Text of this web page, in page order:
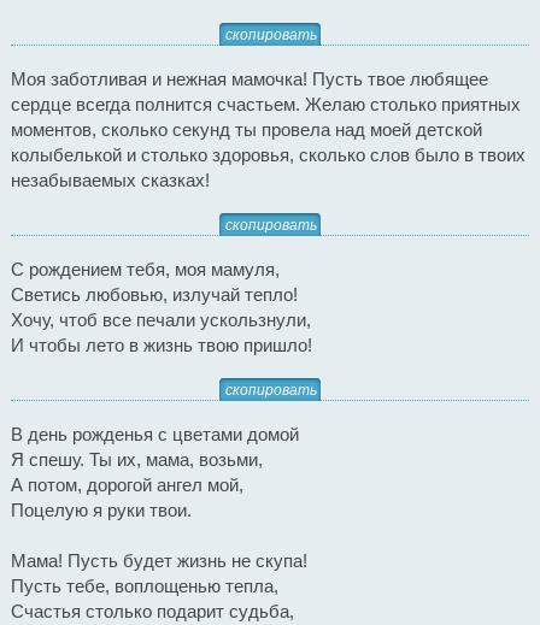
скопировать
Моя заботливая и нежная мамочка! Пусть твое любящее
сердце всегда полнится счастьем. Желаю столько приятных
моментов, сколько секунд ты провела над моей детской
колыбелькой и столько здоровья, сколько слов было в твоих
незабываемых сказках!
скопировать
С рождением тебя, моя мамуля,
Светись любовью, излучай тепло!
Хочу, чтоб все печали ускользнули,
И чтобы лето в жизнь твою пришло!
скопировать
В день рожденья с цветами домой
Я спешу. Ты их, мама, возьми,
А потом, дорогой ангел мой,
Поцелую я руки твои.
Мама! Пусть будет жизнь не скупа!
Пусть тебе, воплощенью тепла,
Счастья столько подарит судьба,